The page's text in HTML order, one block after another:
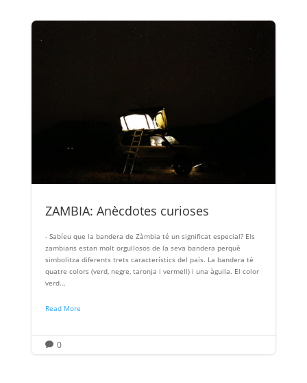
ZAMBIA: Anècdotes curioses
- Sabíeu que la bandera de Zàmbia té un significat especial? Els
zambians estan molt orgullosos de la seva bandera perquè
simbolitza diferents trets característics del país. La bandera té
quatre colors (verd, negre, taronja i vermell) i una àguila. El color
verd...
Read More
 0